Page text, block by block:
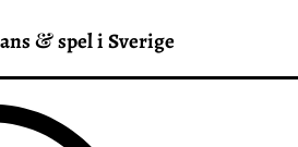
& spel i Sverige